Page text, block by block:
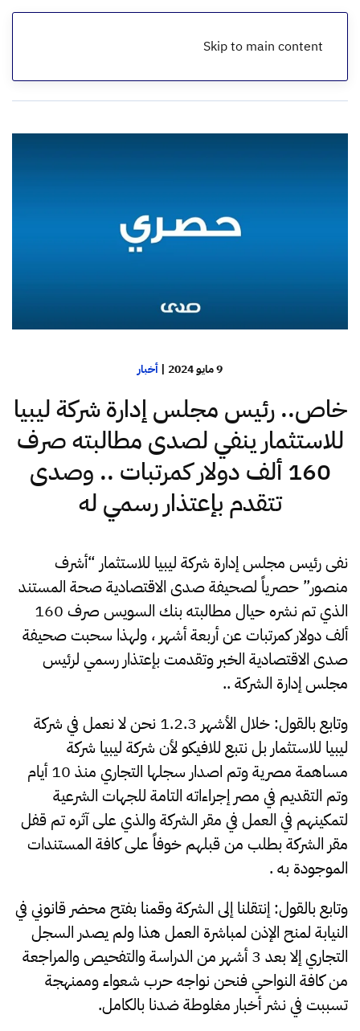
Skip to main content
الرئيسية
9 مايو 2024 | أخبار
خاص.. رئيس مجلس إدارة شركة ليبيا
للاستثمار ينفي لصدى مطالبته صرف
160 ألف دولار كمرتبات .. وصدى
تتقدم بإعتذار رسمي له
نفى رئيس مجلس إدارة شركة ليبيا للاستثمار “أشرف
منصور” حصرياً لصحيفة صدى الاقتصادية صحة المستند
الذي تم نشره حيال مطالبته بنك السويس صرف 160
ألف دولار كمرتبات عن أربعة أشهر ، ولهذا سحبت صحيفة
صدى الاقتصادية الخبر وتقدمت بإعتذار رسمي لرئيس
مجلس إدارة الشركة ..
وتابع بالقول: خلال الأشهر 1.2.3 نحن لا نعمل في شركة
ليبيا للاستثمار بل نتبع للافيكو لأن شركة ليبيا شركة
مساهمة مصرية وتم اصدار سجلها التجاري منذ 10 أيام
وتم التقديم في مصر إجراءاته التامة للجهات الشرعية
لتمكينهم في العمل في مقر الشركة والذي على آثره تم قفل
مقر الشركة بطلب من قبلهم خوفاً على كافة المستندات
الموجودة به .
وتابع بالقول: إنتقلنا إلى الشركة وقمنا بفتح محضر قانوني في
النيابة لمنح الإذن لمباشرة العمل هذا ولم يصدر السجل
التجاري إلا بعد 3 أشهر من الدراسة والتفحيص والمراجعة
من كافة النواحي فنحن نواجه حرب شعواء وممنهجة
تسببت في نشر أخبار مغلوطة ضدنا بالكامل.